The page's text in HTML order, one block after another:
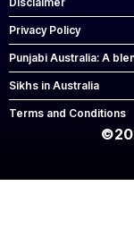
Privacy Policy
Punjabi Australia: A
Sikhs in Australia
Terms and Conditions